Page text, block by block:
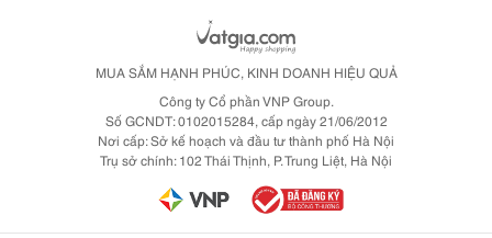
MUA SẮM HẠNH PHÚC, KINH DOANH HIỆU QUẢ
Công ty Cổ phần VNP Group.
Số GCNDT: 0102015284, cấp ngày 21/06/2012
Nơi cấp: Sở kế hoạch và đầu tư thành phố Hà Nội
Trụ sở chính: 102 Thái Thịnh, P. Trung Liệt, Hà Nội